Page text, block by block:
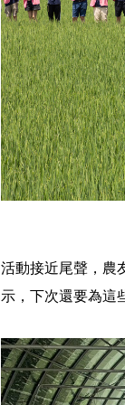
活動接近尾聲，農
示，下次還要為這